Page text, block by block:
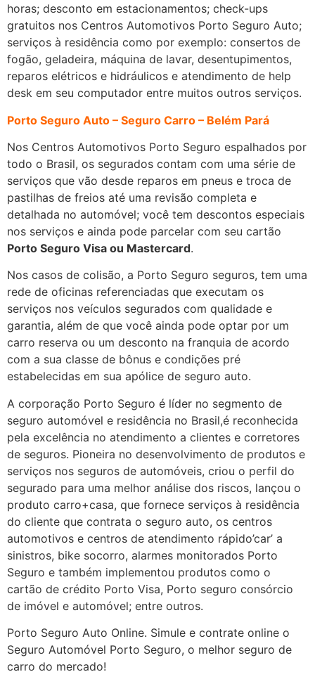
horas; desconto em estacionamentos; check-ups
gratuitos nos Centros Automotivos Porto Seguro Auto;
serviços à residência como por exemplo: consertos de
fogão, geladeira, máquina de lavar, desentupimentos,
reparos elétricos e hidráulicos e atendimento de help
desk em seu computador entre muitos outros serviços.
Porto Seguro Auto – Seguro Carro – Belém Pará
Nos Centros Automotivos Porto Seguro espalhados por
todo o Brasil, os segurados contam com uma série de
serviços que vão desde reparos em pneus e troca de
pastilhas de freios até uma revisão completa e
detalhada no automóvel; você tem descontos especiais
nos serviços e ainda pode parcelar com seu cartão
Porto Seguro Visa ou Mastercard.
Nos casos de colisão, a Porto Seguro seguros, tem uma
rede de oficinas referenciadas que executam os
serviços nos veículos segurados com qualidade e
garantia, além de que você ainda pode optar por um
carro reserva ou um desconto na franquia de acordo
com a sua classe de bônus e condições pré
estabelecidas em sua apólice de seguro auto.
A corporação Porto Seguro é líder no segmento de
seguro automóvel e residência no Brasil,é reconhecida
pela excelência no atendimento a clientes e corretores
de seguros. Pioneira no desenvolvimento de produtos e
serviços nos seguros de automóveis, criou o perfil do
segurado para uma melhor análise dos riscos, lançou o
produto carro+casa, que fornece serviços à residência
do cliente que contrata o seguro auto, os centros
automotivos e centros de atendimento rápido’car’ a
sinistros, bike socorro, alarmes monitorados Porto
Seguro e também implementou produtos como o
cartão de crédito Porto Visa, Porto seguro consórcio
de imóvel e automóvel; entre outros.
Porto Seguro Auto Online. Simule e contrate online o
Seguro Automóvel Porto Seguro, o melhor seguro de
carro do mercado!